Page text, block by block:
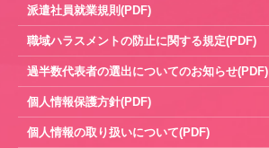
派遣社員就業規則(PDF)
職域ハラスメントの防止に関する規定(PDF)
過半数代表者の選出についてのお知らせ(PDF)
個人情報保護方針(PDF)
個人情報の取り扱いについて(PDF)